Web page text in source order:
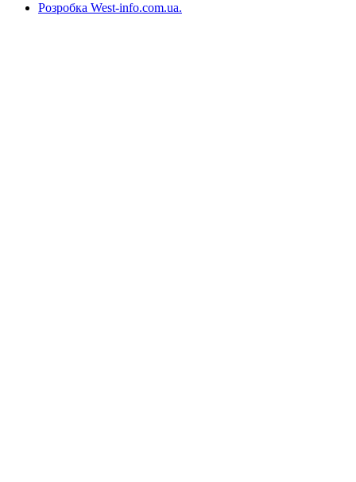
Розробка West-info.com.ua.